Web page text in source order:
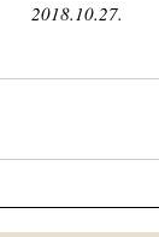
2018.10.27.